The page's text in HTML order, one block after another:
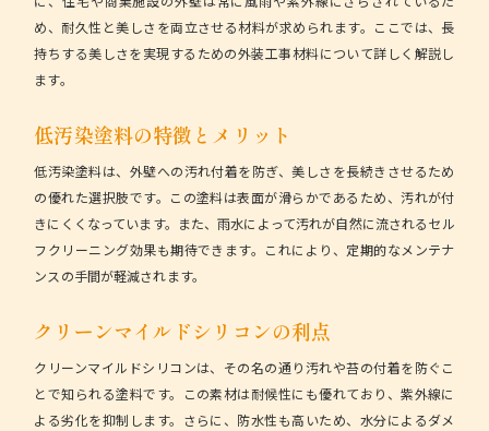
め、耐久性と美しさを両立させる材料が求められます。ここでは、長
持ちする美しさを実現するための外装工事材料について詳しく解説し
ます。
低汚染塗料の特徴とメリット
低汚染塗料は、外壁への汚れ付着を防ぎ、美しさを長続きさせるため
の優れた選択肢です。この塗料は表面が滑らかであるため、汚れが付
きにくくなっています。また、雨水によって汚れが自然に流されるセル
フクリーニング効果も期待できます。これにより、定期的なメンテナ
ンスの手間が軽減されます。
クリーンマイルドシリコンの利点
クリーンマイルドシリコンは、その名の通り汚れや苔の付着を防ぐこ
とで知られる塗料です。この素材は耐候性にも優れており、紫外線に
よる劣化を抑制します。さらに、防水性も高いため、水分によるダメ